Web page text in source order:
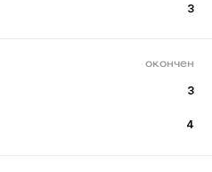
3
окончен
3
4